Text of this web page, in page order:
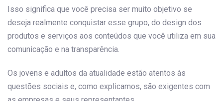
Isso significa que você precisa ser muito objetivo se
deseja realmente conquistar esse grupo, do design dos
produtos e serviços aos conteúdos que você utiliza em sua
comunicação e na transparência.
Os jovens e adultos da atualidade estão atentos às
questões sociais e, como explicamos, são exigentes com